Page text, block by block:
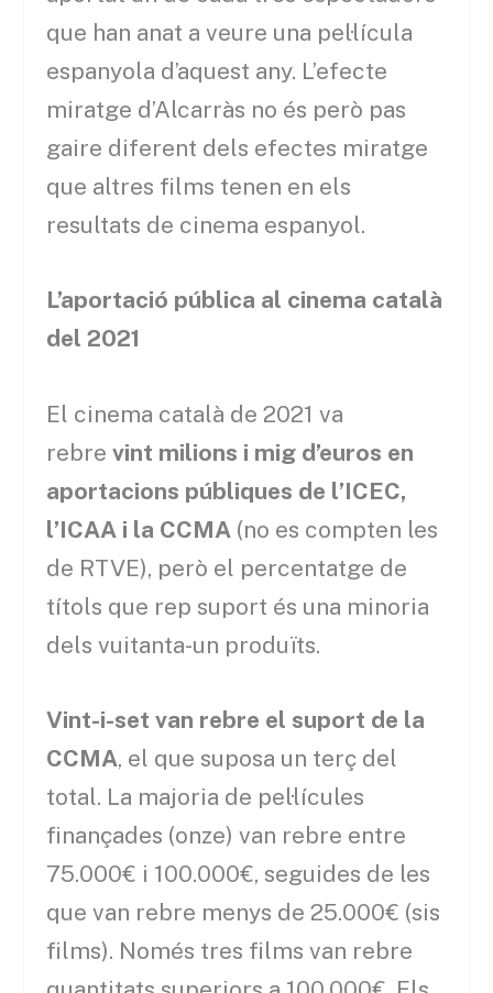
que han anat a veure una pel·lícula
espanyola d’aquest any. L’efecte
miratge d’Alcarràs no és però pas
gaire diferent dels efectes miratge
que altres films tenen en els
resultats de cinema espanyol.
L’aportació pública al cinema català
del 2021
El cinema català de 2021 va
rebrevint milions i mig d’euros en
aportacions públiques de l’ICEC,
l’ICAA i la CCMA (no es compten les
de RTVE), però el percentatge de
títols que rep suport és una minoria
dels vuitanta-un produïts.
Vint-i-set van rebre el suport de la
CCMA, el que suposa un terç del
total. La majoria de pel·lícules
finançades (onze) van rebre entre
75.000€ i 100.000€, seguides de les
que van rebre menys de 25.000€ (sis
films). Només tres films van rebre